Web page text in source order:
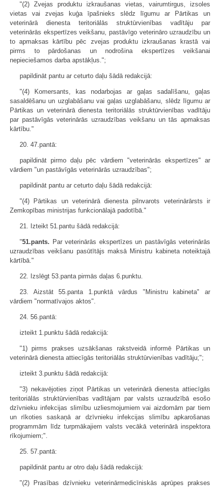
"(2) Zvejas produktu izkraušanas vietas, vairumtirgus, izsoles
vietas vai zvejas kuģa īpašnieks slēdz līgumu ar Pārtikas un
veterinārā dienesta teritoriālās struktūrvienības vadītāju par
veterinārās ekspertīzes veikšanu, pastāvīgo veterināro uzraudzību un
to apmaksas kārtību pēc zvejas produktu izkraušanas krastā vai
pirms to pārdošanas un nodrošina ekspertīzes veikšanai
nepieciešamos darba apstākļus.";
papildināt pantu ar ceturto daļu šādā redakcijā:
"(4) Komersants, kas nodarbojas ar gaļas sadalīšanu, gaļas
sasaldēšanu un uzglabāšanu vai gaļas uzglabāšanu, slēdz līgumu ar
Pārtikas un veterinārā dienesta teritoriālās struktūrvienības vadītāju
par pastāvīgās veterinārās uzraudzības veikšanu un tās apmaksas
kārtību."
20. 47.pantā:
papildināt pirmo daļu pēc vārdiem "veterinārās ekspertīzes" ar
vārdiem "un pastāvīgās veterinārās uzraudzības";
papildināt pantu ar ceturto daļu šādā redakcijā:
"(4) Pārtikas un veterinārā dienesta pilnvarots veterinārārsts ir
Zemkopības ministrijas funkcionālajā padotībā."
21. Izteikt 51.pantu šādā redakcijā:
"51.pants. Par veterinārās ekspertīzes un pastāvīgās veterinārās
uzraudzības veikšanu pasūtītājs maksā Ministru kabineta noteiktajā
kārtībā."
22. Izslēgt 53.panta pirmās daļas 6.punktu.
23. Aizstāt 55.panta 1.punktā vārdus "Ministru kabineta" ar
vārdiem "normatīvajos aktos".
24. 56.pantā:
izteikt 1.punktu šādā redakcijā:
"1) pirms prakses uzsākšanas rakstveidā informē Pārtikas un
veterinārā dienesta attiecīgās teritoriālās struktūrvienības vadītāju;";
izteikt 3.punktu šādā redakcijā:
"3) nekavējoties ziņot Pārtikas un veterinārā dienesta attiecīgās
teritoriālās struktūrvienības vadītājam par valsts uzraudzībā esošo
dzīvnieku infekcijas slimību uzliesmojumiem vai aizdomām par tiem
un rīkoties saskaņā ar dzīvnieku infekcijas slimību apkarošanas
programmām līdz turpmākajiem valsts vecākā veterinārā inspektora
rīkojumiem;".
25. 57.pantā:
papildināt pantu ar otro daļu šādā redakcijā:
"(2) Prasības dzīvnieku veterinārmedicīniskās aprūpes prakses